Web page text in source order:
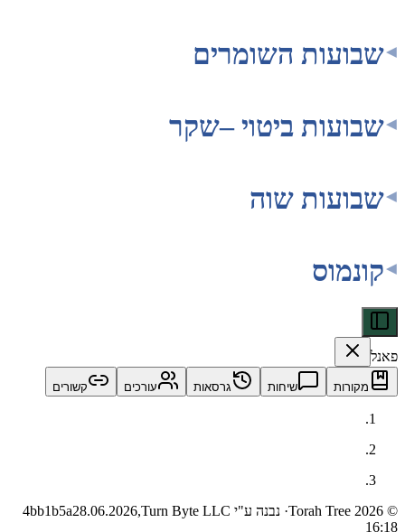
השומרים
ביטוי –שקר
שוה
שיחות גרסאות עורכים קשורים
· נבנה ע"י Turn Byte LLC 4bb1b5a28.06.2026,